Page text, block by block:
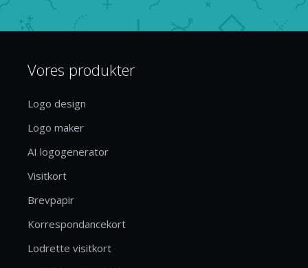
Vores produkter
Logo design
Logo maker
AI logogenerator
Visitkort
Brevpapir
Korrespondancekort
Lodrette visitkort